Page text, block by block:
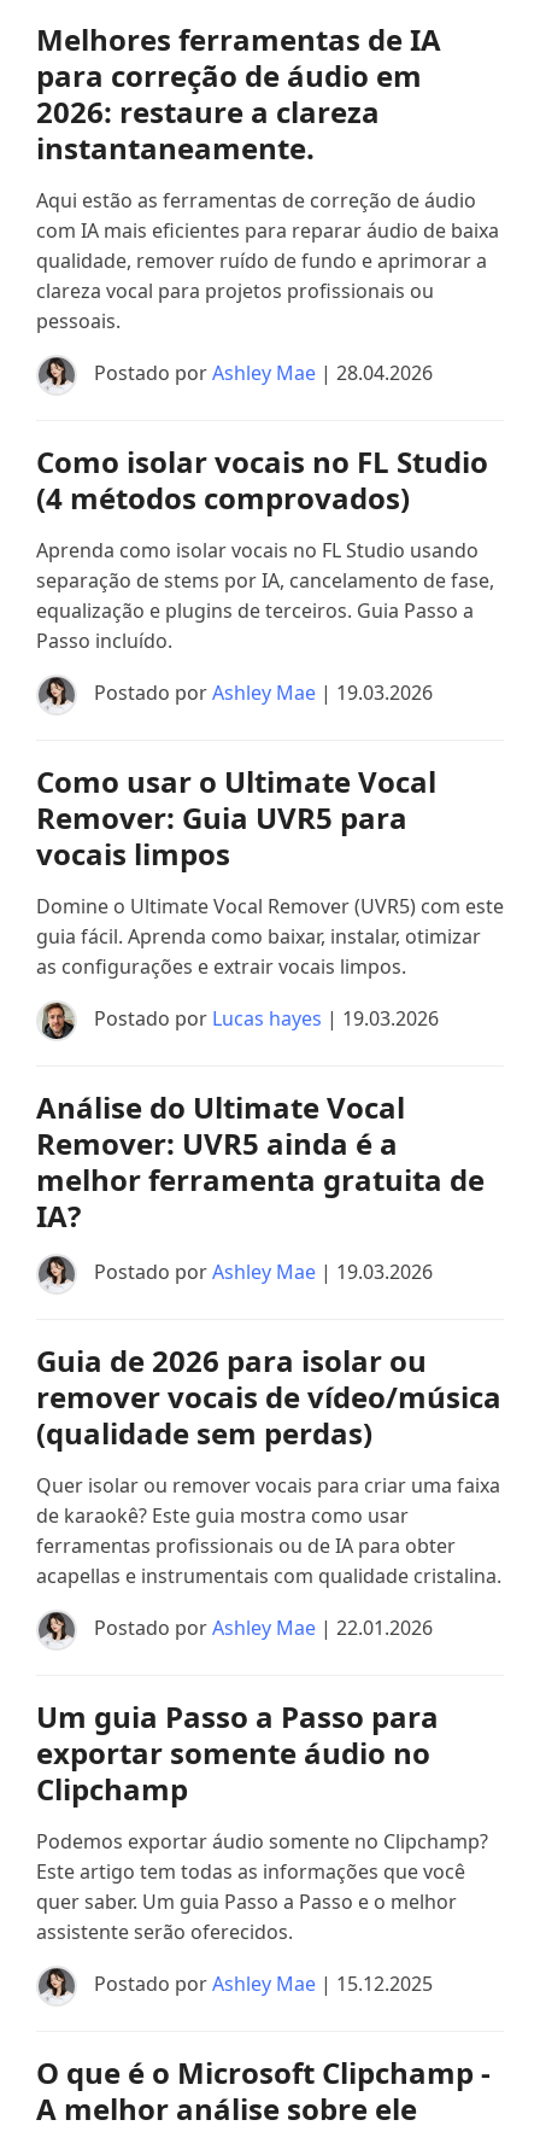
Melhores ferramentas de IA
para correção de áudio em
2026: restaure a clareza
instantaneamente.
Aqui estão as ferramentas de correção de áudio
com IA mais eficientes para reparar áudio de baixa
qualidade, remover ruído de fundo e aprimorar a
clareza vocal para projetos profissionais ou
pessoais.
Postado porAshley Mae | 28.04.2026
Como isolar vocais no FL Studio
(4 métodos comprovados)
Aprenda como isolar vocais no FL Studio usando
separação de stems por IA, cancelamento de fase,
equalização e plugins de terceiros. Guia Passo a
Passo incluído.
Postado porAshley Mae | 19.03.2026
Como usar o Ultimate Vocal
Remover: Guia UVR5 para
vocais limpos
Domine o Ultimate Vocal Remover (UVR5) com este
guia fácil. Aprenda como baixar, instalar, otimizar
as configurações e extrair vocais limpos.
Postado por Lucas hayes | 19.03.2026
Análise do Ultimate Vocal
Remover: UVR5 ainda é a
melhor ferramenta gratuita de
IA?
Postado porAshley Mae | 19.03.2026
Guia de 2026 para isolar ou
remover vocais de vídeo/música
(qualidade sem perdas)
Quer isolar ou remover vocais para criar uma faixa
de karaokê? Este guia mostra como usar
ferramentas profissionais ou de IA para obter
acapellas e instrumentais com qualidade cristalina.
Postado porAshley Mae | 22.01.2026
Um guia Passo a Passo para
exportar somente áudio no
Clipchamp
Podemos exportar áudio somente no Clipchamp?
Este artigo tem todas as informações que você
quer saber. Um guia Passo a Passo e o melhor
assistente serão oferecidos.
Postado porAshley Mae | 15.12.2025
O que é o Microsoft Clipchamp -
A melhor análise sobre ele